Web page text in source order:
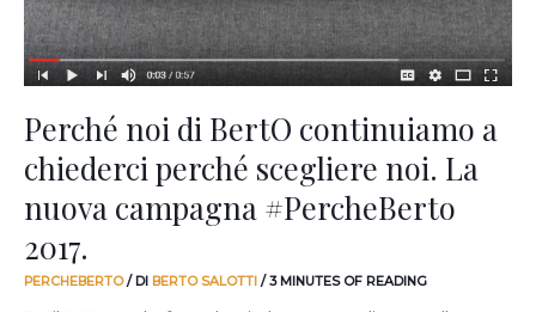
Perché noi di BertO continuiamo a
chiederci perché scegliere noi. La
nuova campagna #PercheBerto
2017.
PERCHEBERTO/ DI BERTO SALOTTI /3 MINUTES OF READING
scegliere
noi.
La
nuova
#PercheBerto
2017.